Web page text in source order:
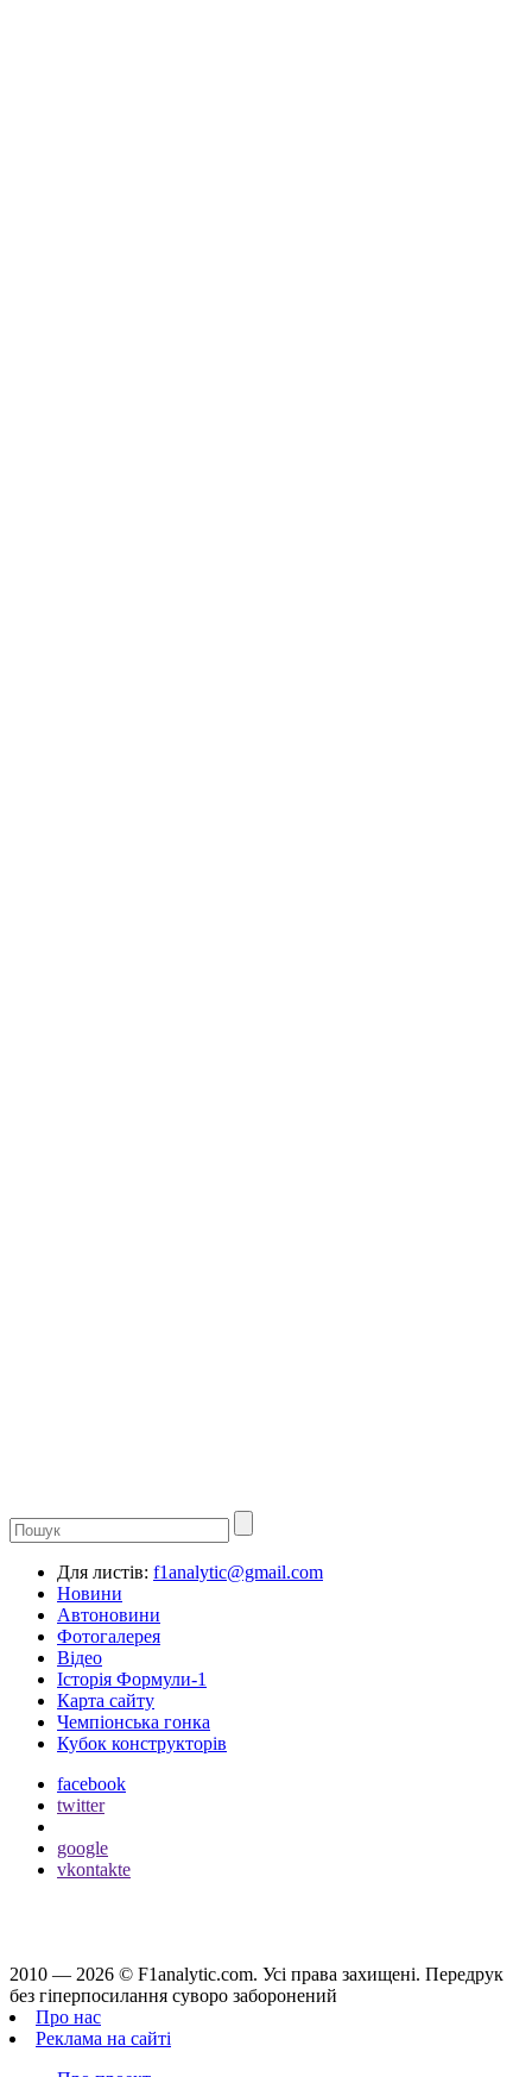
Для листів: f1analytic@gmail.com
Новини
Автоновини
Фотогалерея
Відео
Історія Формули-1
Карта сайту
Чемпіонська гонка
Кубок конструкторів
facebook
twitter
google
vkontakte
2010 — 2026 © F1analytic.com. Усi права захищенi. Передрук
без гіперпосилання суворо заборонений
Про нас
Реклама на сайті